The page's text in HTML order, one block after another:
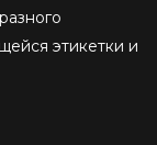
этикетки и